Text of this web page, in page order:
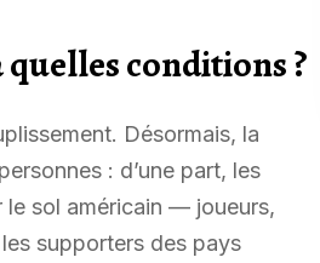
conditions ?
Désormais, la
: d’une part, les
le sol américain — joueurs,
supporters des pays